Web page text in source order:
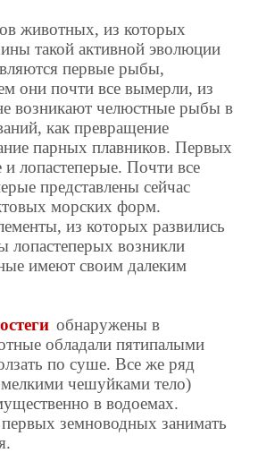
животных, из которых
такой активной эволюции
первые рыбы,
они почти все вымерли, из
возникают челюстные рыбы в
как превращение
парных плавников. Первых
лопастеперые. Почти все
представлены сейчас
морских форм.
из которых развились
лопастеперых возникли
имеют своим далеким
обнаружены в
обладали пятипалыми
по суше. Все же ряд
чешуйками тело)
в водоемах.
земноводных занимать